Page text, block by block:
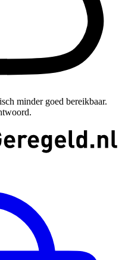
minder goed bereikbaar.